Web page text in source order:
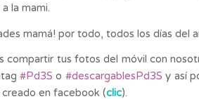
la mami.
mamá! por todo, todos los días del
compartir tus fotos del móvil con
#Pd3S o #descargablesPd3S y así
creado en facebook (clic).